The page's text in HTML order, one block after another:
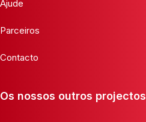
Ajude
Parceiros
Contacto
Os nossos outros projectos